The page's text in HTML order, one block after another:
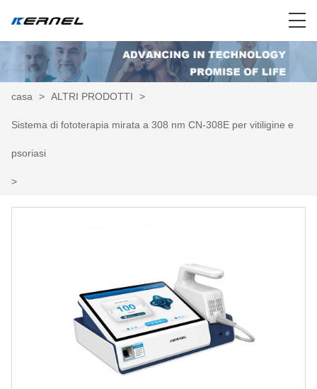
casa > ALTRI PRODOTTI >
Sistema di fototerapia mirata a 308 nm CN-308E per vitiligine e
psoriasi
>